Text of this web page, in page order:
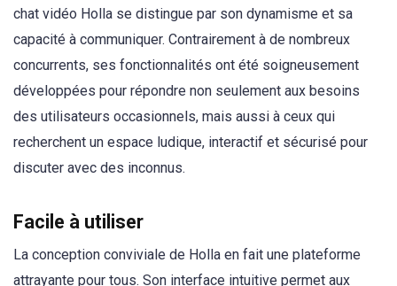
chat vidéo Holla se distingue par son dynamisme et sa
capacité à communiquer. Contrairement à de nombreux
concurrents, ses fonctionnalités ont été soigneusement
développées pour répondre non seulement aux besoins
des utilisateurs occasionnels, mais aussi à ceux qui
recherchent un espace ludique, interactif et sécurisé pour
discuter avec des inconnus.
Facile à utiliser
La conception conviviale de Holla en fait une plateforme
attrayante pour tous. Son interface intuitive permet aux